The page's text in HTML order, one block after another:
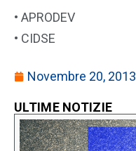
• APRODEV
• CIDSE
Novembre 20, 2013
ULTIME NOTIZIE